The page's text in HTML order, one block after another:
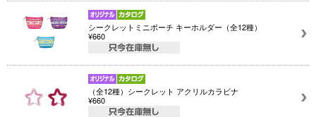
シークレットミニポーチ キーホルダー（全12種）
¥660
（全12種）シークレット アクリルカラビナ
¥660